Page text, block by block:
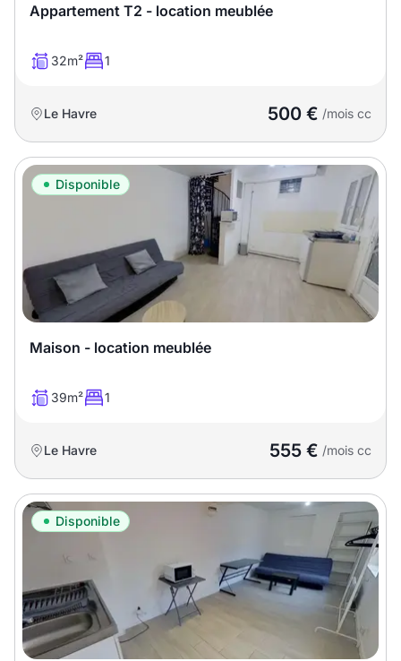
Nombre de pièces
T2 T3 T4 T5
T6 T7 T8 T9
T13 T14 T15
T16
Nombre de chambres
disponibles
disponibles
Espaces additionnels
Appartement T2 - location meublée
32m² 1
Le Havre 500 € /mois cc
Disponible
Maison - location meublée
39m² 1
Le Havre 555 € /mois cc
Disponible